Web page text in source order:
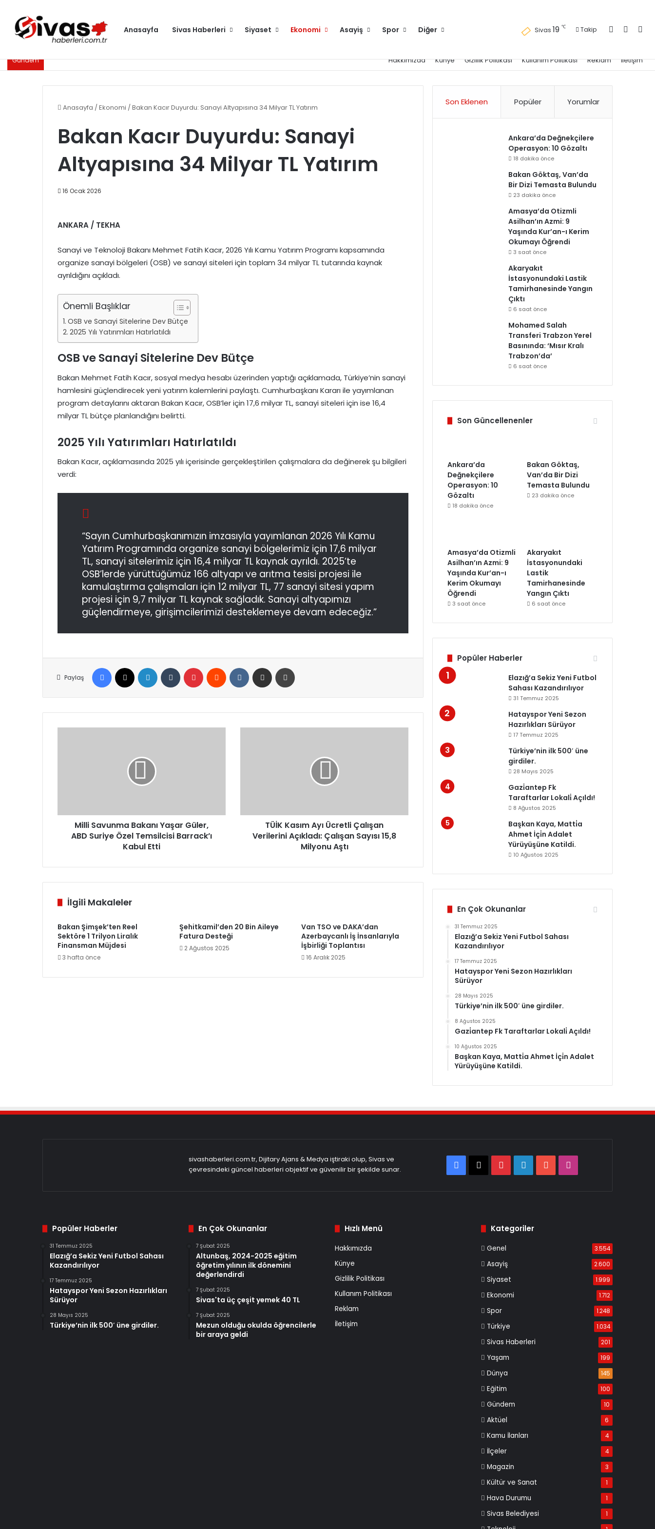
Anasayfa Sivas Haberleri Siyaset Ekonomi Asayiş Spor Diğer Sivas 19 ℃ Takip Kayıt Ol
Gündem Hakkımızda Künye Gizlilik Politikası Kullanım Politikası Reklam İletişim
Anasayfa /Ekonomi /Bakan Kacır Duyurdu: Sanayi Altyapısına 34 Milyar TL Yatırım
Bakan Kacır Duyurdu: Sanayi
Altyapısına 34 Milyar TL Yatırım
16 Ocak 2026
ANKARA / TEKHA
Sanayi ve Teknoloji Bakanı Mehmet Fatih Kacır, 2026 Yılı Kamu Yatırım Programı kapsamında
organize sanayi bölgeleri (OSB) ve sanayi siteleri için toplam 34 milyar TL tutarında kaynak
ayrıldığını açıkladı.
Önemli Başlıklar
OSB ve Sanayi Sitelerine Dev Bütçe
2025 Yılı Yatırımları Hatırlatıldı
OSB ve Sanayi Sitelerine Dev Bütçe
Bakan Mehmet Fatih Kacır, sosyal medya hesabı üzerinden yaptığı açıklamada, Türkiye’nin sanayi
hamlesini güçlendirecek yeni yatırım kalemlerini paylaştı. Cumhurbaşkanı Kararı ile yayımlanan
program detaylarını aktaran Bakan Kacır, OSB’ler için 17,6 milyar TL, sanayi siteleri için ise 16,4
milyar TL bütçe planlandığını belirtti.
2025 Yılı Yatırımları Hatırlatıldı
Bakan Kacır, açıklamasında 2025 yılı içerisinde gerçekleştirilen çalışmalara da değinerek şu bilgileri
verdi:
“Sayın Cumhurbaşkanımızın imzasıyla yayımlanan 2026 Yılı Kamu
Yatırım Programında organize sanayi bölgelerimiz için 17,6 milyar
TL, sanayi sitelerimiz için 16,4 milyar TL kaynak ayrıldı. 2025’te
OSB’lerde yürüttüğümüz 166 altyapı ve arıtma tesisi projesi ile
kamulaştırma çalışmaları için 12 milyar TL, 77 sanayi sitesi yapım
projesi için 9,7 milyar TL kaynak sağladık. Sanayi altyapımızı
güçlendirmeye, girişimcilerimizi desteklemeye devam edeceğiz.”
Paylaş
Facebook LinkedIn Tumblr Pinterest Reddit VKontakteE-Posta ile paylaş
Temsilcisi
Barrack’ı
Kabul
Milli Savunma Bakanı Yaşar Güler,
ABD Suriye Özel Temsilcisi Barrack’ı
Kabul Etti
Sayısı
Milyonu
TÜİK Kasım Ayı Ücretli Çalışan
Verilerini Açıkladı: Çalışan Sayısı 15,8
Milyonu Aştı
İlgili Makaleler
Bakan Şimşek’ten Reel
Sektöre 1 Trilyon Liralık
Finansman Müjdesi
3 hafta önce
Şehitkamil’den 20 Bin Aileye
Fatura Desteği
2 Ağustos 2025
Van TSO ve DAKA’dan
Azerbaycanlı İş İnsanlarıyla
İşbirliği Toplantısı
16 Aralık 2025
Son Eklenen Popüler Yorumlar
Ankara’da Değnekçilere
Operasyon: 10 Gözaltı
18 dakika önce
Bakan Göktaş, Van’da
Bir Dizi Temasta Bulundu
23 dakika önce
Amasya’da Otizmli
Asilhan’ın Azmi: 9
Yaşında Kur’an-ı Kerim
Okumayı Öğrendi
3 saat önce
Akaryakıt
İstasyonundaki Lastik
Tamirhanesinde Yangın
Çıktı
6 saat önce
Mohamed Salah
Transferi Trabzon Yerel
Basınında: ‘Mısır Kralı
Trabzon’da’
6 saat önce
Son Güncellenenler
Ankara’da
Değnekçilere
Operasyon: 10
Gözaltı
18 dakika önce
Bakan Göktaş,
Van’da Bir Dizi
Temasta Bulundu
23 dakika önce
Amasya’da Otizmli
Asilhan’ın Azmi: 9
Yaşında Kur’an-ı
Kerim Okumayı
Öğrendi
3 saat önce
Akaryakıt
İstasyonundaki
Lastik
Tamirhanesinde
Yangın Çıktı
6 saat önce
Popüler Haberler
Elazığ’a Sekiz Yeni Futbol
Sahası Kazandırılıyor
31 Temmuz 2025
Hatayspor Yeni Sezon
Hazırlıkları Sürüyor
17 Temmuz 2025
Türkiye’nin ilk 500′ üne
girdiler.
28 Mayıs 2025
Gazi̇antep Fk
Taraftarlar Lokali̇ Açıldı!
8 Ağustos 2025
Başkan Kaya, Matti̇a
Ahmet İçi̇n Adalet
Yürüyüşüne Katildi.
10 Ağustos 2025
En Çok Okunanlar
31 Temmuz 2025
Elazığ’a Sekiz Yeni Futbol Sahası
Kazandırılıyor
17 Temmuz 2025
Hatayspor Yeni Sezon Hazırlıkları
Sürüyor
28 Mayıs 2025
Türkiye’nin ilk 500′ üne girdiler.
8 Ağustos 2025
Gazi̇antep Fk Taraftarlar Lokali̇ Açıldı!
10 Ağustos 2025
Başkan Kaya, Matti̇a Ahmet İçi̇n Adalet
Yürüyüşüne Katildi.
sivashaberleri.com.tr, Dijitary Ajans & Medya iştiraki olup, Sivas ve
çevresindeki güncel haberleri objektif ve güvenilir bir şekilde sunar.
Facebook
X PinterestLinkedInYouTube
Popüler Haberler
31 Temmuz 2025
Elazığ’a Sekiz Yeni Futbol Sahası
Kazandırılıyor
17 Temmuz 2025
Hatayspor Yeni Sezon Hazırlıkları
Sürüyor
28 Mayıs 2025
Türkiye’nin ilk 500′ üne girdiler.
En Çok Okunanlar
7 Şubat 2025
Altunbaş, 2024-2025 eğitim
öğretim yılının ilk dönemini
değerlendirdi
7 Şubat 2025
Sivas'ta üç çeşit yemek 40 TL
7 Şubat 2025
Mezun olduğu okulda öğrencilerle
bir araya geldi
Hızlı Menü
Hakkımızda
Künye
Gizlilik Politikası
Kullanım Politikası
Reklam
İletişim
Kategoriler
Genel 3.554
Asayiş 2.600
Siyaset 1.999
Ekonomi 1.712
Spor 1.248
Türkiye 1.034
Sivas Haberleri 201
Yaşam 199
Dünya 145
Eğitim 100
Gündem 10
Aktüel 6
Kamu İlanları 4
İlçeler 4
Magazin 3
Kültür ve Sanat 1
Hava Durumu 1
Sivas Belediyesi 1